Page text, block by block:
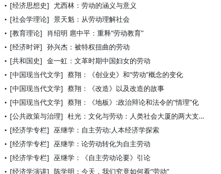
[经济思想史] 尤西林：劳动的涵义与意义
[社会学理论] 景天魁：从劳动理解社会
[教育理论] 肖绍明 扈中平：重释“劳动教育”
[经济时评] 孙兴杰：被特权扭曲的劳动
[共和国史] 金一虹：文革时期中国妇女的劳动
[中国现当代文学] 蔡翔：《创业史》和“劳动”概念的变化
[中国现当代文学] 蔡翔：《改造》以及改造的故事
[中国现当代文学] 蔡翔：《地板》:政治辩论和法令的“情理”化
[公共政策与治理] 杜光：文化与劳动：人类社会大厦的两大支柱
[经济学专栏] 巫继学：自主劳动:人本经济学探索
[经济学专栏] 巫继学：论劳动转化为自主劳动
[经济学专栏] 巫继学：《自主劳动论要》引论
[经济学演讲] 陈学明：今天，我们究竟如何看“劳动”